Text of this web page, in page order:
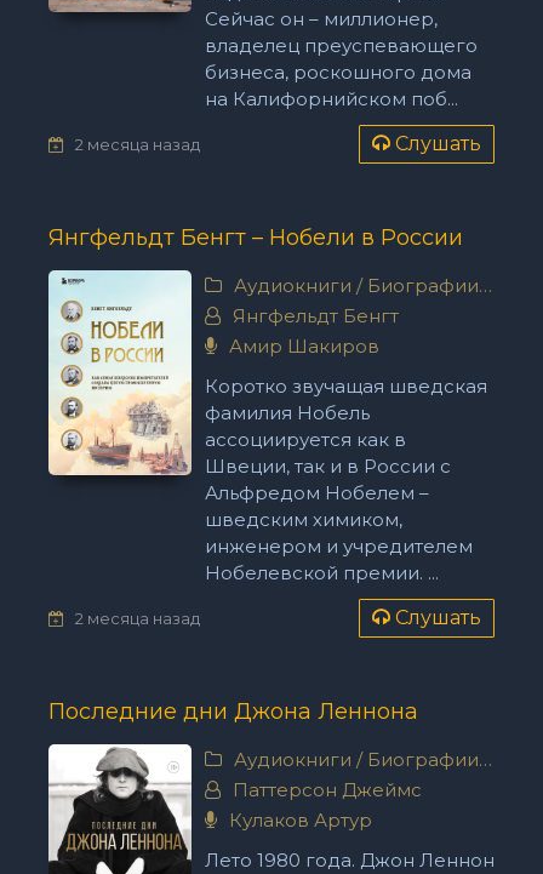
Сейчас он – миллионер,
владелец преуспевающего
бизнеса, роскошного дома
на Калифорнийском поб...
2 месяца назад Слушать
Янгфельдт Бенгт – Нобели в России
Аудиокниги / Биографии, мемуары
Янгфельдт Бенгт
Амир Шакиров
Коротко звучащая шведская
фамилия Нобель
ассоциируется как в
Швеции, так и в России с
Альфредом Нобелем –
шведским химиком,
инженером и учредителем
Нобелевской премии. ...
2 месяца назад Слушать
Последние дни Джона Леннона
Аудиокниги / Биографии, мемуары
Паттерсон Джеймс
Кулаков Артур
Лето 1980 года. Джон Леннон